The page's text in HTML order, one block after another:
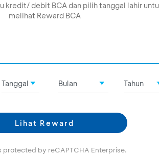
kredit/ debit BCA dan pilih tanggal lahir
melihat Reward BCA
Lihat Reward
protected by reCAPTCHA Enterprise.